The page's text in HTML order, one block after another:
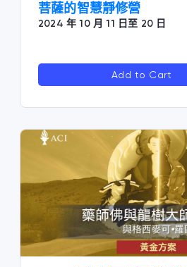
菩薩的智慧靜修營
2024 年 10 月 11 日至 20 日
Add to Cart